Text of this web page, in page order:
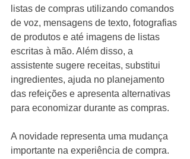
listas de compras utilizando comandos
de voz, mensagens de texto, fotografias
de produtos e até imagens de listas
escritas à mão. Além disso, a
assistente sugere receitas, substitui
ingredientes, ajuda no planejamento
das refeições e apresenta alternativas
para economizar durante as compras.
A novidade representa uma mudança
importante na experiência de compra.